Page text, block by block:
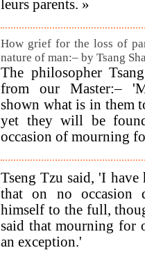
leurs parents. »
How grief for the loss of
nature of man:– by Tsang
The philosopher
from our Master:–
shown what is in them
yet they will be
occasion of mourning
Tseng Tzu said, 'I have
that on no occasion
himself to the full,
said that mourning for
an exception.'